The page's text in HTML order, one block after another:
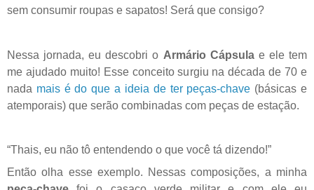
sem consumir roupas e sapatos! Será que consigo?
Nessa jornada, eu descobri o Armário Cápsulae ele tem
me ajudado muito! Esse conceito surgiu na década de 70 e
nada mais é do que a ideia de ter peças-chave (básicas e
atemporais) que serão combinadas com peças de estação.
“Thais, eu não tô entendendo o que você tá dizendo!”
Então olha esse exemplo. Nessas composições, a minha